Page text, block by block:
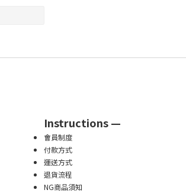
Instructions —
會員制度
付款方式
運送方式
退貨流程
NG商品須知